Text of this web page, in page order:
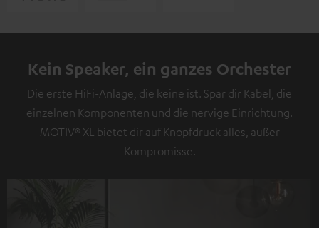
Kein Speaker, ein ganzes Orchester
Die erste HiFi-Anlage, die keine ist. Spar dir Kabel, die
einzelnen Komponenten und die nervige Einrichtung.
MOTIV® XL bietet dir auf Knopfdruck alles, außer
Kompromisse.